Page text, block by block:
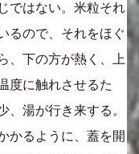
ではない。米粒それ
るので、それをほぐ
、下の方が熱く、上
度に触れさせるた
、湯が行き来する。
かるように、蓋を開